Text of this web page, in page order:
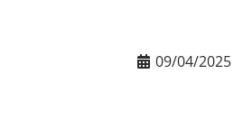
09/04/2025